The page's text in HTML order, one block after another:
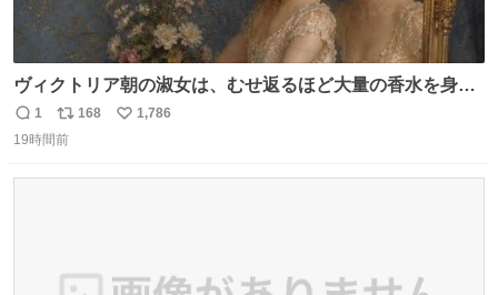
ヴィクトリア朝の淑女は、むせ返るほど大量の香水を身に
つけるものではないとされていた。それでも香水は、髪や
肌の手入れと同じくらい、ヴィクトリア朝の女性達の美容
返
信
1
リ
ポ
168
い
1,786
19時間前